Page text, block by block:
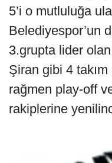
5’i o mutluluğa
Belediyespor’un
3.grupta lider
Şiran gibi 4
rağmen play-off
rakiplerine